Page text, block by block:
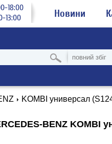
18:00
13:00
Новини
KOMBI универсал
BENZ KOMBI